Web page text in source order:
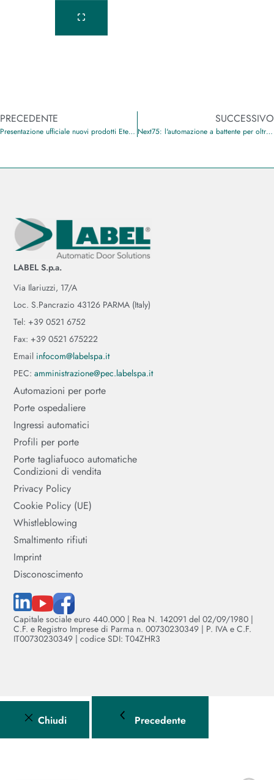
PRECEDENTE
Presentazione ufficiale nuovi prodotti Eterna e Next
SUCCESSIVO
Next75: l'automazione a battente per oltre 2.000.000 di cicli
LABEL S.p.a.
Via Ilariuzzi, 17/A
Loc. S.Pancrazio 43126 PARMA (Italy)
Tel: +39 0521 6752
Fax: +39 0521 675222
Email infocom@labelspa.it
PEC:amministrazione@pec.labelspa.it
Automazioni per porte
Porte ospedaliere
Ingressi automatici
Profili per porte
Porte tagliafuoco automatiche
Condizioni di vendita
Privacy Policy
Cookie Policy (UE)
Whistleblowing
Smaltimento rifiuti
Imprint
Disconoscimento
Capitale sociale euro 440.000 | Rea N. 142091 del 02/09/1980 |
C.F. e Registro Imprese di Parma n. 00730230349 | P. IVA e C.F.
IT00730230349 | codice SDI: T04ZHR3
Chiudi Precedente